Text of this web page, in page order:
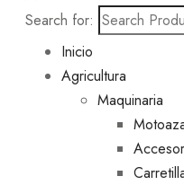
Search for:
Inicio
Agricultura
Maquinaria